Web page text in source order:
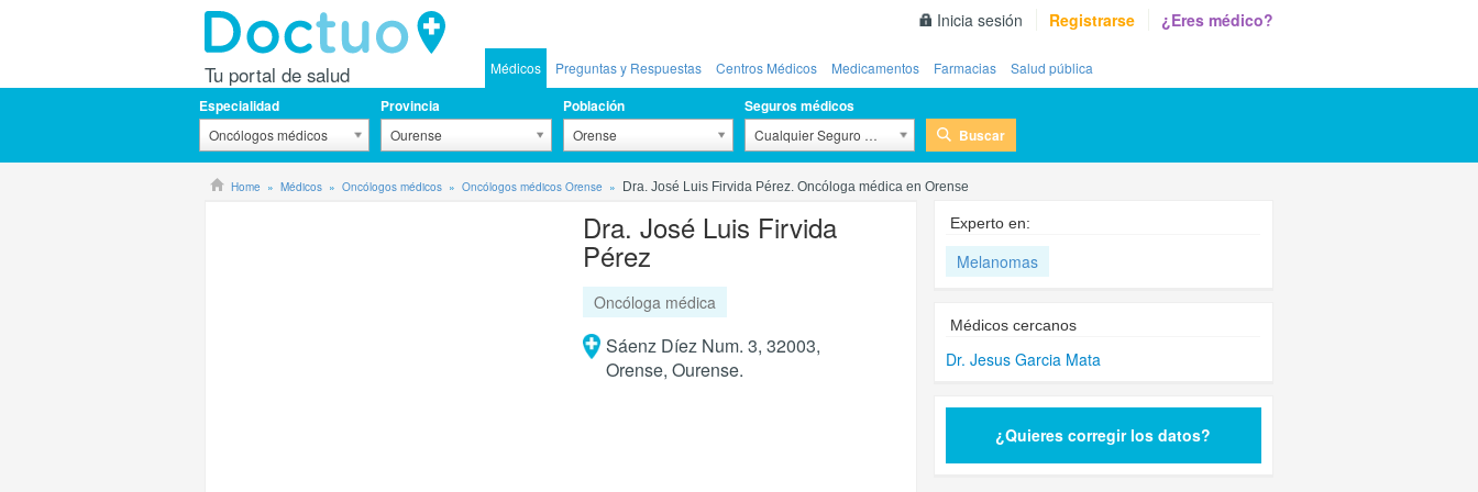
Tu portal de salud
Inicia sesión Registrarse ¿Eres médico?
Médicos Preguntas y Respuestas Centros Médicos Medicamentos Farmacias Salud pública
Especialidad
Oncólogos médicos
Provincia
Ourense
Población
Orense
Seguros médicos
Cualquier Seguro Médico Buscar
Home Médicos Oncólogos médicos Oncólogos médicos Orense Dra. José Luis Firvida Pérez. Oncóloga médica en Orense
Dra. José Luis Firvida
Pérez
Oncóloga médica
Sáenz Díez Num. 3, 32003,
Orense, Ourense.
Experto en:
Melanomas
Médicos cercanos
Dr. Jesus Garcia Mata
¿Quieres corregir los datos?